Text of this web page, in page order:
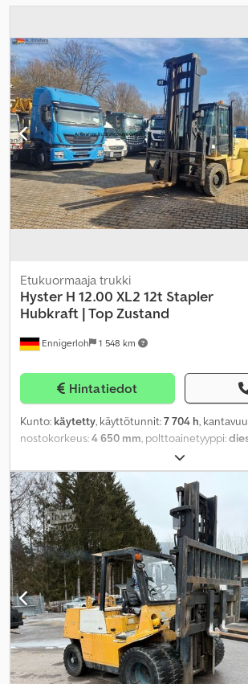
Ennigerloh 1 548 km
Etukuormaaja trukki
Hyster H 12.00 XL2 12t Stapler
Hubkraft | Top Zustand
Hintatiedot
Kunto: käytetty, käyttötunnit:7 704 h,
nostokorkeus:4 650 mm, polttoainetyyppi:
automaattinen
10x20, takarenkaan koko:10x20, omamassa:17
keltainen, ajettuja kilometrejä: 7 704 km
,
06/2000, akselikokoonpano: 4x2, jousitus:
10x20, istuimien määrä:1, ohjaamo: muu ,
työleveys:2 150 mm, päästöluokka:ei mikään ,
Varusteet:hytti, paineilmajarru, pääharja,